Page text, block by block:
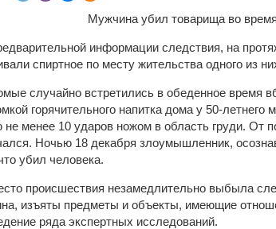
информации следствия, на
спиртное по месту жительства одного из
случайно встретились в обеденное время
горячительного напитка дома у 50-
не менее 10 ударов ножом в область груди. От
Ночью 18 декабря злоумышленник,
убил человека.
происшествия незамедлительно выбыла
изъяты предметы и объекты, имеющие
ряда экспертных исследований.